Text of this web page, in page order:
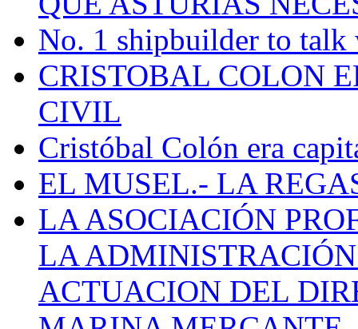
No. 1 shipbuilder to talk
CRISTOBAL COLON
CIVIL
Cristóbal Colón era
EL MUSEL.- LA
LA ASOCIACIÓN
LA
ACTUACION DEL